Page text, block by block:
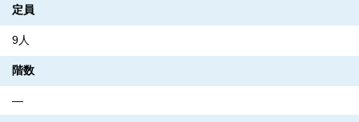
定員
9人
階数
―